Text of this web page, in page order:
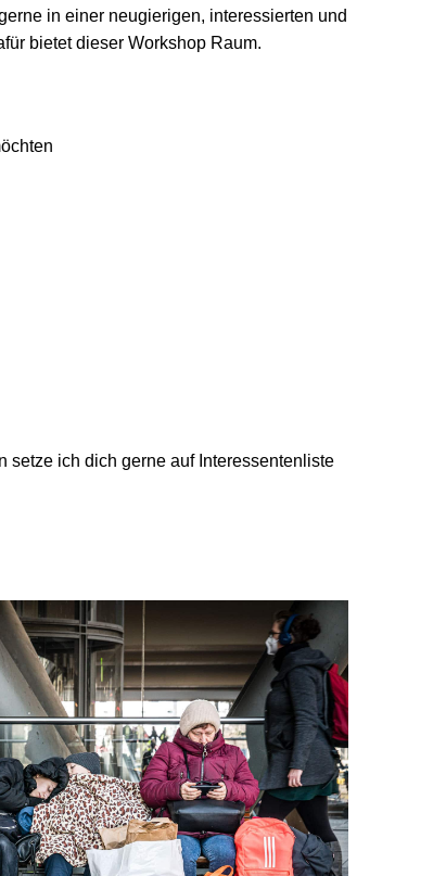
in einer neugierigen, interessierten und
bietet dieser Workshop Raum.
setze ich dich gerne auf Interessentenliste